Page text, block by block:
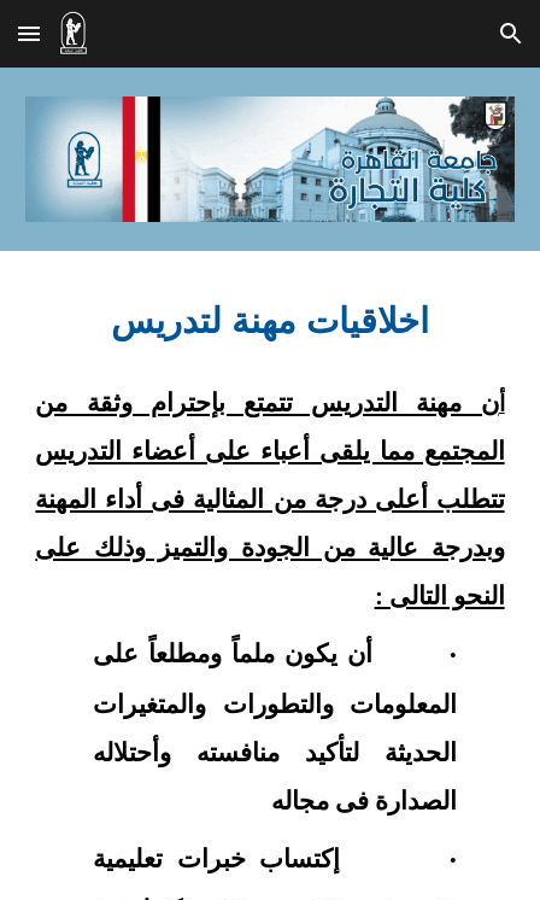
Skip to main content Skip to navigation
اخلاقيات مهنة لتدريس
أن مهنة التدريس تتمتع بإحترام وثقة من
المجتمع مما يلقى أعباء على أعضاء التدريس
تتطلب أعلى درجة من المثالية فى أداء المهنة
وبدرجة عالية من الجودة والتميز وذلك على
النحو التالى :
·
أن يكون ملماً ومطلعاً على
المعلومات والتطورات والمتغيرات
الحديثة لتأكيد منافسته وأحتلاله
الصدارة فى مجاله
·
إكتساب خبرات تعليمية